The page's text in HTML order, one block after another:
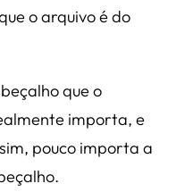
o arquivo é do
que o
importa, e
pouco importa a